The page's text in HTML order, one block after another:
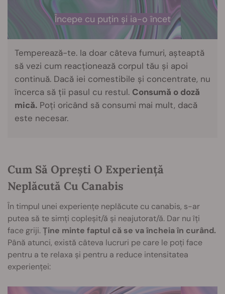
Începe cu puțin și ia-o încet
Temperează-te. Ia doar câteva fumuri, așteaptă
să vezi cum reacționează corpul tău și apoi
continuă. Dacă iei comestibile și concentrate, nu
încerca să ții pasul cu restul. Consumă o doză
mică. Poți oricând să consumi mai mult, dacă
este necesar.
Cum Să Oprești O Experiență
Neplăcută Cu Canabis
În timpul unei experiențe neplăcute cu canabis, s-ar
putea să te simți copleșit/ă și neajutorat/ă. Dar nu îți
face griji.Ține minte faptul că se va încheia în curând.
Până atunci, există câteva lucruri pe care le poți face
pentru a te relaxa și pentru a reduce intensitatea
experienței: